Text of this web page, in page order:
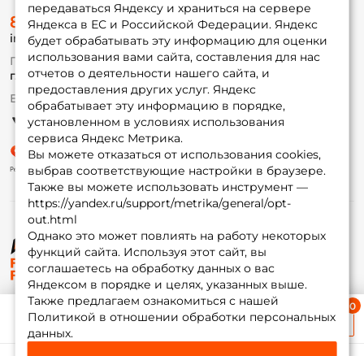
Ближайшая доставка
≈ 1 дн.
передаваться Яндексу и храниться на сервере
Яндекса в ЕС и Российской Федерации. Яндекс
будет обрабатывать эту информацию для оценки
использования вами сайта, составления для нас
отчетов о деятельности нашего сайта, и
предоставления других услуг. Яндекс
обрабатывает эту информацию в порядке,
установленном в условиях использования
сервиса Яндекс Метрика.
Вы можете отказаться от использования cookies,
выбрав соответствующие настройки в браузере.
Также вы можете использовать инструмент —
https://yandex.ru/support/metrika/general/opt-
out.html
Однако это может повлиять на работу некоторых
функций сайта. Используя этот сайт, вы
соглашаетесь на обработку данных о вас
Яндексом в порядке и целях, указанных выше.
Также предлагаем ознакомиться с нашей
Политикой в отношении обработки персональных
данных.
© ФоксФишинг, 2009-2026
О магазине
Доставка
Оплата
Fox-bonus
Гуру
Партнерская программа
8 (495) 532-77-88
info@foxfishing.ru
По вопросам с заказом
г. Москва, ул. Плеханова д.7
Ежедневно 10:00 до 20:00